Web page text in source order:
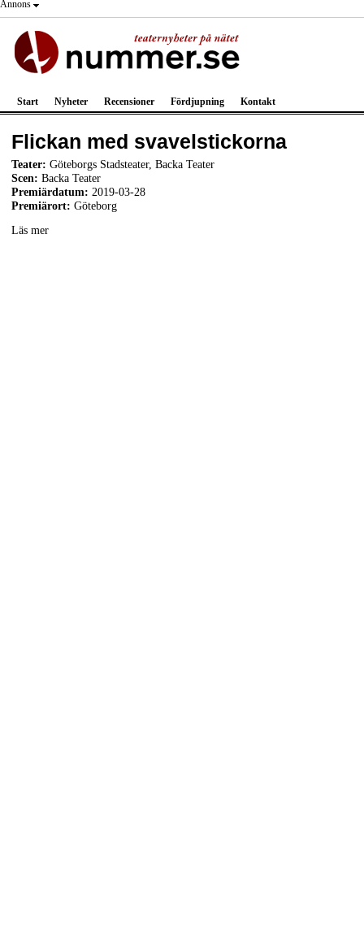
Annons
Start Nyheter Recensioner Fördjupning Kontakt
Flickan med svavelstickorna
Teater: Göteborgs Stadsteater, Backa Teater
Scen: Backa Teater
Premiärdatum: 2019-03-28
Premiärort: Göteborg
Läs mer